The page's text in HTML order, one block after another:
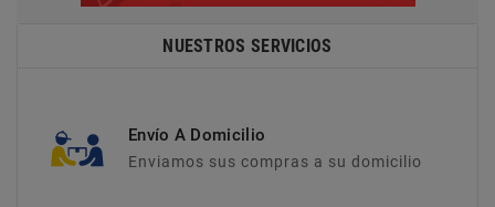
NUESTROS SERVICIOS
Envío A Domicilio
Enviamos sus compras a su domicilio